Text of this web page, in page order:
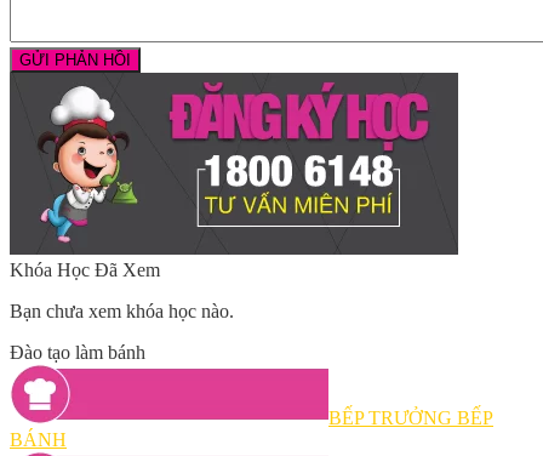
Khóa Học Đã Xem
Bạn chưa xem khóa học nào.
Đào tạo làm bánh
BẾP TRƯỞNG BẾP
BÁNH